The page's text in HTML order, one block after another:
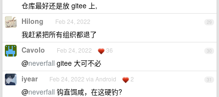
仓库最好还是放 gitee 上,
29
Hilong Feb 24, 2022
我赶紧把所有组织都退了
30
Cavolo Feb 24, 2022 36
@neverfall gitee 大可不必
31
iyear Feb 24, 2022 via Android 2
@neverfall 钩直饵咸，在这硬钓?